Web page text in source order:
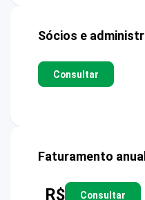
Sócios e
Consultar
Faturamento anual
R$ Consultar